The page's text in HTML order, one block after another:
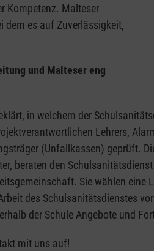
Kompetenz. Malteser
dem es auf Zuverlässigkeit,
und Malteser eng
in welchem der
Lehrers,
(Unfallkassen) geprüft.
beraten den
Sie wählen
des Schulsanitätsdienstes
der Schule Angebote und
mit uns auf!